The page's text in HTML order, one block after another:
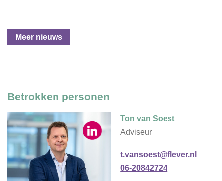
Meer nieuws
Betrokken personen
Ton van Soest
Adviseur
t.vansoest@flever.nl
06-20842724